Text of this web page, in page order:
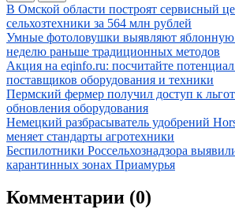
Иллюстрация новости
В Омской области построят сервисный
сельхозтехники за 564 млн рублей
Иллюстрация новости
Умные фотоловушки выявляют
неделю раньше традиционных методов
Иллюстрация новости
Акция на eqinfo.ru: посчитайте
поставщиков оборудования и техники
Иллюстрация новости
Пермский фермер получил доступ к
обновления оборудования
Иллюстрация новости
Немецкий разбрасыватель удобрений
меняет стандарты агротехники
Иллюстрация новости
Беспилотники Россельхознадзора
карантинных зонах Приамурья
Комментарии (0)